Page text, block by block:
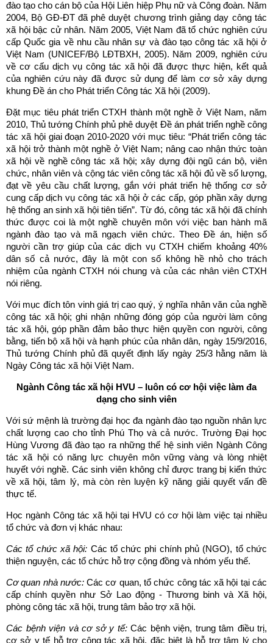
đào tạo cho cán bộ của Hội Liên hiệp Phụ nữ và Công đoàn. Năm
2004, Bộ GĐ-ĐT đã phê duyệt chương trình giảng dạy công tác
xã hội bậc cử nhân. Năm 2005, Việt Nam đã tổ chức nghiên cứu
cấp Quốc gia về nhu cầu nhân sự và đào tạo công tác xã hội ở
Việt Nam (UNICEF/Bộ LĐTBXH, 2005). Năm 2009, nghiên cứu
về cơ cấu dịch vụ công tác xã hội đã được thực hiện, kết quả
của nghiên cứu này đã được sử dụng để làm cơ sở xây dựng
khung Đề án cho Phát triển Công tác Xã hội (2009).
Đặt mục tiêu phát triển CTXH thành một nghề ở Việt Nam, năm
2010, Thủ tướng Chính phủ phê duyệt Đề án phát triển nghề công
tác xã hội giai đoạn 2010-2020 với mục tiêu: “Phát triển công tác
xã hội trở thành một nghề ở Việt Nam; nâng cao nhận thức toàn
xã hội về nghề công tác xã hội; xây dựng đội ngũ cán bộ, viên
chức, nhân viên và cộng tác viên công tác xã hội đủ về số lượng,
đạt về yêu cầu chất lượng, gắn với phát triển hệ thống cơ sở
cung cấp dịch vụ công tác xã hội ở các cấp, góp phần xây dựng
hệ thống an sinh xã hội tiên tiến”. Từ đó, công tác xã hội đã chính
thức được coi là một nghề chuyên môn với việc ban hành mã
ngành đào tạo và mã ngạch viên chức. Theo Đề án, hiện số
người cần trợ giúp của các dịch vụ CTXH chiếm khoảng 40%
dân số cả nước, đây là một con số không hề nhỏ cho trách
nhiệm của ngành CTXH nói chung và của các nhân viên CTXH
nói riêng.
Với mục đích tôn vinh giá trị cao quý, ý nghĩa nhân văn của nghề
công tác xã hội; ghi nhận những đóng góp của người làm công
tác xã hội, góp phần đảm bảo thực hiện quyền con người, công
bằng, tiến bộ xã hội và hạnh phúc của nhân dân, ngày 15/9/2016,
Thủ tướng Chính phủ đã quyết định lấy ngày 25/3 hằng năm là
Ngày Công tác xã hội Việt Nam.
Ngành Công tác xã hội HVU – luôn có cơ hội việc làm đa
dạng cho sinh viên
Với sứ mệnh là trường đại học đa ngành đào tạo nguồn nhân lực
chất lượng cao cho tỉnh Phú Thọ và cả nước. Trường Đại học
Hùng Vương đã đào tạo ra những thế hệ sinh viên Ngành Công
tác xã hội có năng lực chuyên môn vững vàng và lòng nhiệt
huyết với nghề. Các sinh viên không chỉ được trang bị kiến thức
về xã hội, tâm lý, mà còn rèn luyện kỹ năng giải quyết vấn đề
thực tế.
Học ngành Công tác xã hội tại HVU có cơ hội làm việc tại nhiều
tổ chức và đơn vị khác nhau:
Các tổ chức xã hội: Các tổ chức phi chính phủ (NGO), tổ chức
thiện nguyện, các tổ chức hỗ trợ cộng đồng và nhóm yếu thế.
Cơ quan nhà nước:Các cơ quan, tổ chức công tác xã hội tại các
cấp chính quyền như Sở Lao động - Thương binh và Xã hội,
phòng công tác xã hội, trung tâm bảo trợ xã hội.
Các bệnh viện và cơ sở y tế:Các bệnh viện, trung tâm điều trị,
cơ sở y tế hỗ trợ công tác xã hội, đặc biệt là hỗ trợ tâm lý cho